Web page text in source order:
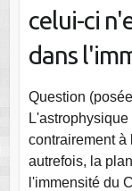
celui-ci
dans
Question
contrairement à
autrefois, la
l'immensité du